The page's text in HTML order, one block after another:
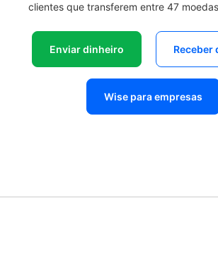
clientes que transferem entre 47
Enviar dinheiro Receber
Wise para empresas